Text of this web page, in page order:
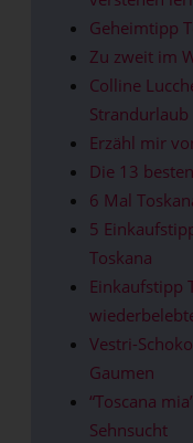
Geheimtipp
Zu zweit im
Colline
Strandurlaub
Erzähl mir
Die 13
6 Mal
5
Toskana
Einkaufstipp
Vestri-
Gaumen
“Toscana
Sehnsucht